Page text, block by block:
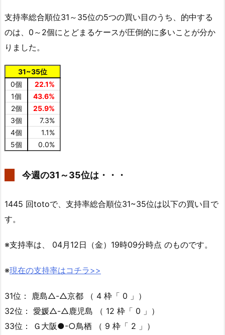
支持率総合順位31～35位の5つの買い目のうち、的中する
のは、0～2個にとどまるケースが圧倒的に多いことが分か
りました。
31~35位
0個
22.1%
1個
43.6%
2個
25.9%
3個
7.3%
4個
1.1%
5個
0.0%
今週の31～35位は・・・
1445 回totoで、支持率総合順位31~35位は以下の買い目で
す。
※支持率は、 04月12日（金）19時09分時点 のものです。
※現在の支持率はコチラ>>
31位： 鹿島△-△京都 （ 4 枠「 0 」）
32位： 愛媛△-△鹿児島 （ 12 枠「 0 」）
33位： Ｇ大阪●-○鳥栖 （ 9 枠「 2 」）